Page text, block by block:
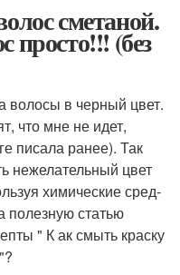
сметаной.
просто!!! (без
волосы в черный цвет.
что мне не идет,
писала ранее). Так
нежелательный цвет
химические сред-
статью
" К ак смыть краску